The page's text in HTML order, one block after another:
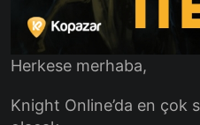
Herkese merhaba,
Knight Online’da en çok